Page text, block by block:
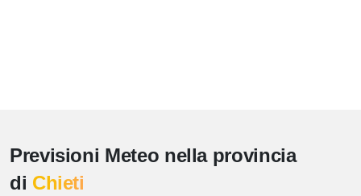
Previsioni Meteo nella provincia
di Chieti